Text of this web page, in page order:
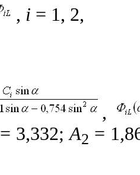
, i = 1, 2,
,
= 3,332;A2 =